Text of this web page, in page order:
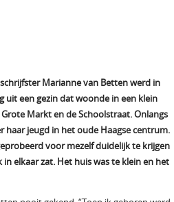
schrijfster Marianne van Betten werd in
uit een gezin dat woonde in een klein
Markt en de Schoolstraat. Onlangs
haar jeugd in het oude Haagse centrum.
voor mezelf duidelijk te krijgen
elkaar zat. Het huis was te klein en het